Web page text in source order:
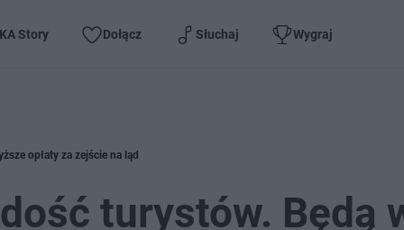
Story Dołącz Słuchaj Wygraj
opłaty za zejście na ląd
turystów. Będą